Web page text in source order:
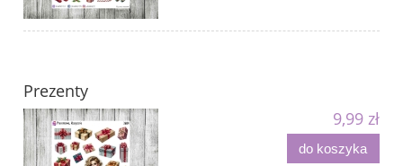
Prezenty
9,99 zł
do koszyka